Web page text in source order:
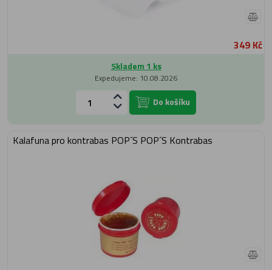
349 Kč
Skladem 1 ks
Expedujeme: 10.08.2026
Do košíku
Kalafuna pro kontrabas POP´S POP´S Kontrabas